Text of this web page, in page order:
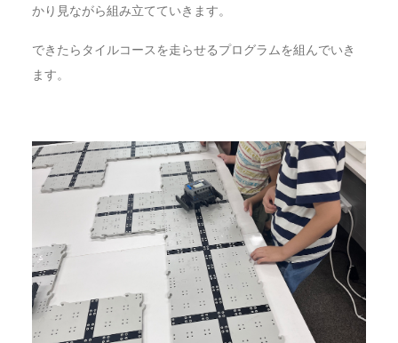
かり見ながら組み立てていきます。
できたらタイルコースを走らせるプログラムを組んでいき
ます。